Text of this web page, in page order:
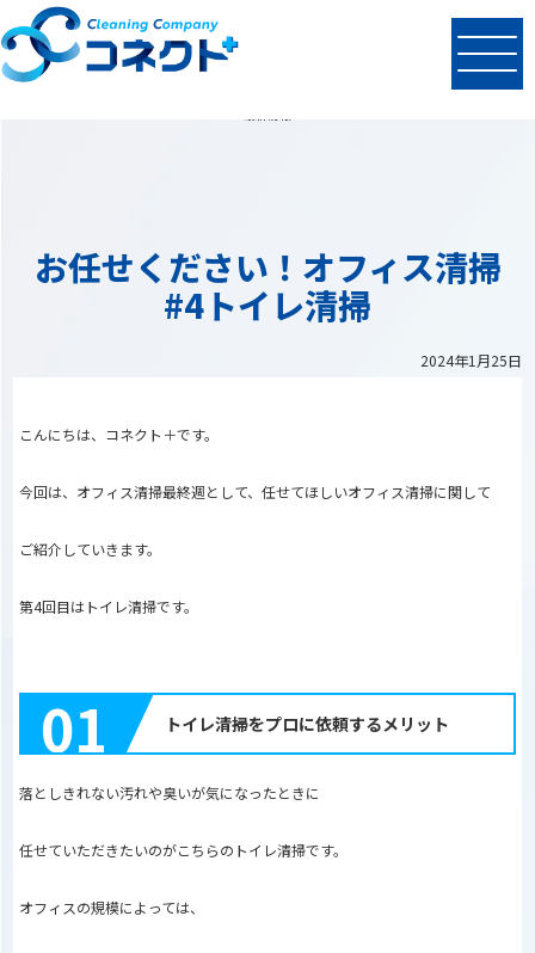
NEWS
お任せください！オフィス清掃
#4トイレ清掃
2024年1月25日
こんにちは、コネクト＋です。
今回は、オフィス清掃最終週として、任せてほしいオフィス清掃に関して
ご紹介していきます。
第4回目はトイレ清掃です。
01 トイレ清掃をプロに依頼するメリット
落としきれない汚れや臭いが気になったときに
任せていただきたいのがこちらのトイレ清掃です。
オフィスの規模によっては、